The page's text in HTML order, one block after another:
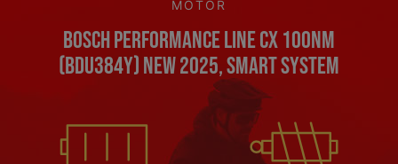
MOTOR
Bosch Performance Line CX 100Nm
(BDU384Y) NEW 2025, Smart System